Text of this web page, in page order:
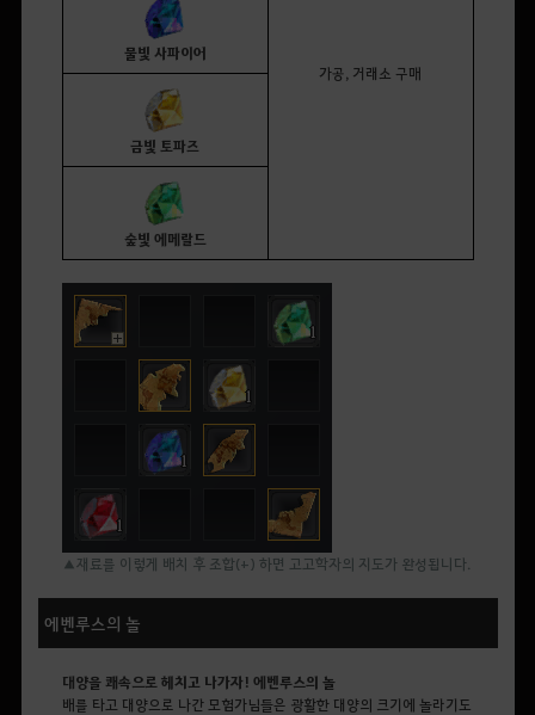
가공, 거래소 구매
물빛 사파이어
금빛 토파즈
숲빛 에메랄드
▲재료를 이렇게 배치 후 조합(+) 하면 고고학자의 지도가 완성됩니다.
에벤루스의 놀
대양을 쾌속으로 헤치고 나가자! 에벤루스의 놀
배를 타고 대양으로 나간 모험가님들은 광활한 대양의 크기에 놀라기도